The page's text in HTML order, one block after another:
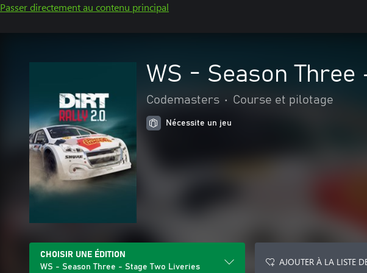
Passer directement au contenu principal
WS - Season
Codemasters • Course et pilotage
Nécessite un jeu
CHOISIR UNE ÉDITION
WS - Season Three - Stage Two Liveries
AJOUTER À LA LISTE